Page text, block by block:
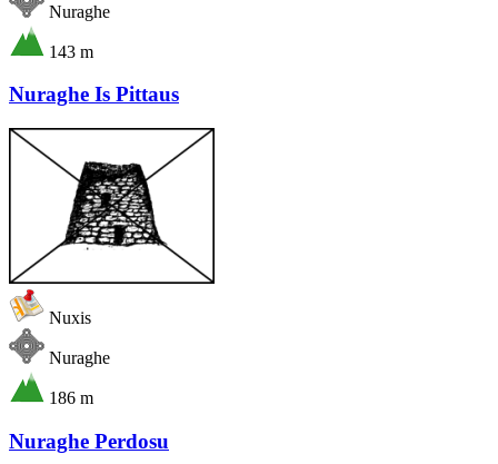
Nuraghe
143 m
Nuraghe Is Pittaus
Nuxis
Nuraghe
186 m
Nuraghe Perdosu